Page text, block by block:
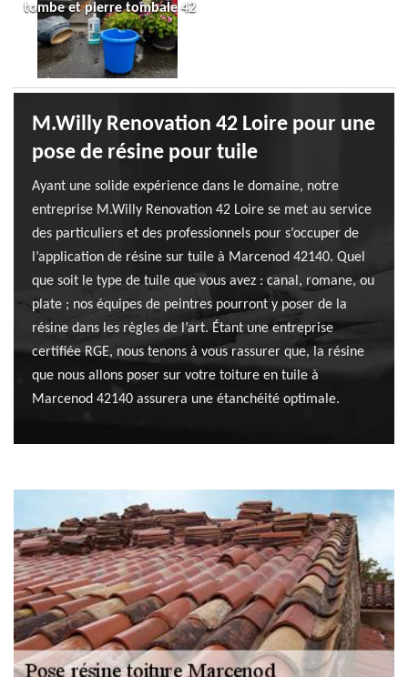
tombe et pierre tombale 42
M.Willy Renovation 42 Loire pour une
pose de résine pour tuile
Ayant une solide expérience dans le domaine, notre
entreprise M.Willy Renovation 42 Loire se met au service
des particuliers et des professionnels pour s’occuper de
l’application de résine sur tuile à Marcenod 42140. Quel
que soit le type de tuile que vous avez : canal, romane, ou
plate ; nos équipes de peintres pourront y poser de la
résine dans les règles de l’art. Étant une entreprise
certifiée RGE, nous tenons à vous rassurer que, la résine
que nous allons poser sur votre toiture en tuile à
Marcenod 42140 assurera une étanchéité optimale.